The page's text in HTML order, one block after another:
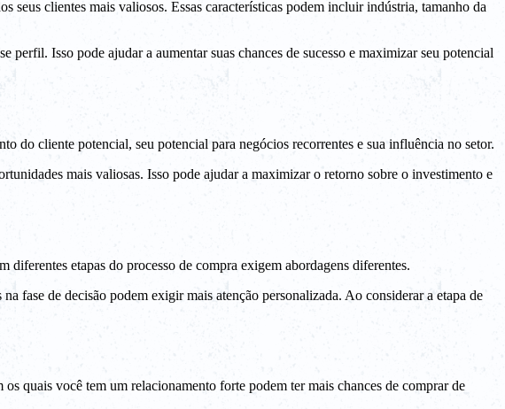
clientes mais valiosos. Essas características podem incluir indústria, tamanho da
Isso pode ajudar a aumentar suas chances de sucesso e maximizar seu potencial
do cliente potencial, seu potencial para negócios recorrentes e sua influência no setor.
mais valiosas. Isso pode ajudar a maximizar o retorno sobre o investimento e
etapas do processo de compra exigem abordagens diferentes.
fase de decisão podem exigir mais atenção personalizada. Ao considerar a etapa de
quais você tem um relacionamento forte podem ter mais chances de comprar de